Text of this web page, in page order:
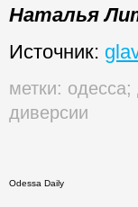
Наталья
Источник:
метки: одесса;
диверсии
Odessa Daily